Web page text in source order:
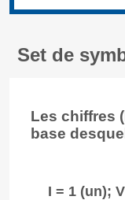
Set de
Les chiffres
base
I = 1 (un);